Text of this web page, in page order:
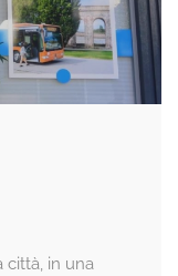
città, in una